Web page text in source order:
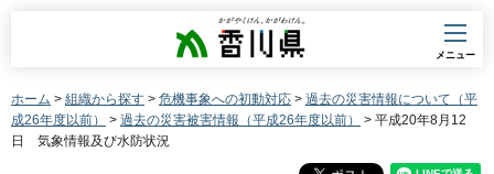
香川県
メニュー
ホーム > 組織から探す > 危機事象への初動対応 > 過去の災害情報について（平
成26年度以前）
> 過去の災害被害情報（平成26年度以前）
> 平成20年8月12
日 気象情報及び水防状況